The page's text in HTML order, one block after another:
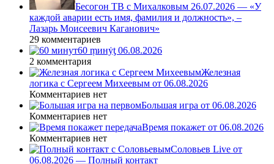
Бесогон ТВ с Михалковым 26.07.2026 — «У
каждой аварии есть имя, фамилия и должность», –
Лазарь Моисеевич Каганович»
29 комментариев
60 ṃинẏƫ 06.08.2026
2 комментария
Железная
логика с Сергеем Михеевым от 06.08.2026
Комментариев нет
Большая игра от 06.08.2026
Комментариев нет
Время покажет от 06.08.2026
Комментариев нет
Соловьев Live от
06.08.2026 — Полный контакт